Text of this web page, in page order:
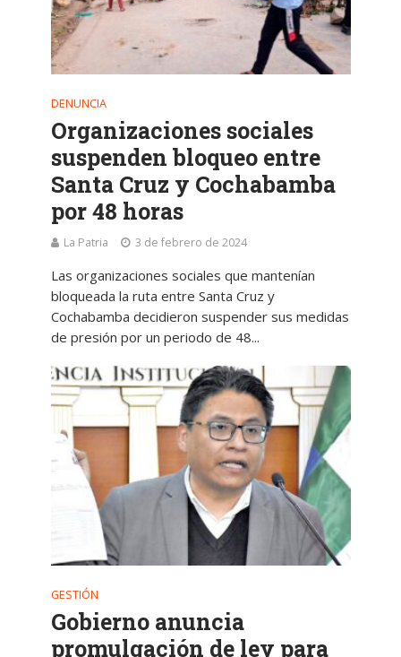
DENUNCIA
Organizaciones sociales
suspenden bloqueo entre
Santa Cruz y Cochabamba
por 48 horas
La Patria 3 de febrero de 2024
Las organizaciones sociales que mantenían
bloqueada la ruta entre Santa Cruz y
Cochabamba decidieron suspender sus medidas
de presión por un periodo de 48...
GESTIÓN
Gobierno anuncia
promulgación de ley para